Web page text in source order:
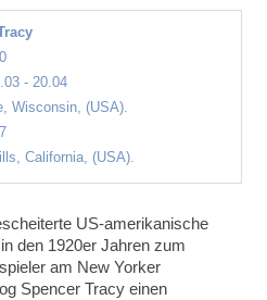
- 20.04
Wisconsin, (USA).
California, (USA).
US-amerikanische
den 1920er Jahren zum
am New Yorker
Spencer Tracy einen